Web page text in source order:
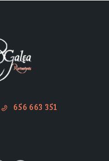
656 663 351